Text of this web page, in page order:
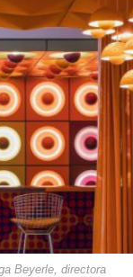
Beyerle, directora